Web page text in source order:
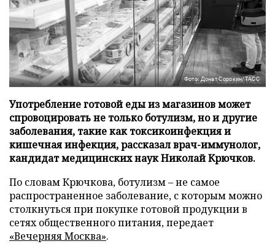
Фото: Донат Сорокин/ТАСС
Употребление готовой еды из магазинов может
спровоцировать не только ботулизм, но и другие
заболевания, такие как токсикоинфекция и
кишечная инфекция, рассказал врач-иммунолог,
кандидат медицинских наук Николай Крючков.
По словам Крючкова, ботулизм – не самое
распространенное заболевание, с которым можно
столкнуться при покупке готовой продукции в
сетях общественного питания, передает
«Вечерняя Москва».